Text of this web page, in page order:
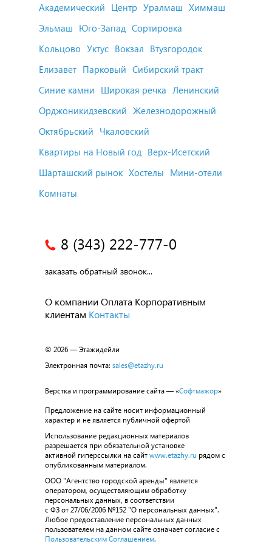
Академический Центр Уралмаш Химмаш
Эльмаш Юго-Запад Сортировка
Кольцово Уктус Вокзал Втузгородок
Елизавет Парковый Сибирский тракт
Синие камни Широкая речка Ленинский
Орджоникидзевский Железнодорожный
Октябрьский Чкаловский
Квартиры на Новый год Верх-Исетский
Шарташский рынок Хостелы Мини-отели
Комнаты
8 (343) 222-777-0
заказать обратный звонок...
О компании Оплата Корпоративным
клиентам Контакты
© 2026 — Этажидейли
Электронная почта: sales@etazhy.ru
Верстка и программирование сайта — «Софтмажор»
Предложение на сайте носит информационный
характер и не является публичной офертой
Использование редакционных материалов
разрешается при обязательной установке
активной гиперссылки на сайт www.etazhy.ru рядом с
опубликованным материалом.
ООО "Агентство городской аренды" является
оператором, осуществляющим обработку
персональных данных, в соответствии
с ФЗ от 27/06/2006 №152 "О персональных данных".
Любое предоставление персональных данных
пользователем на данном сайте означает согласие с
Пользовательским Соглашением.